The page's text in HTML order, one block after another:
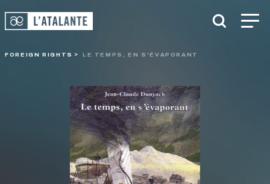
FOREIGN RIGHTS LE TEMPS, EN S'ÉVAPORANT